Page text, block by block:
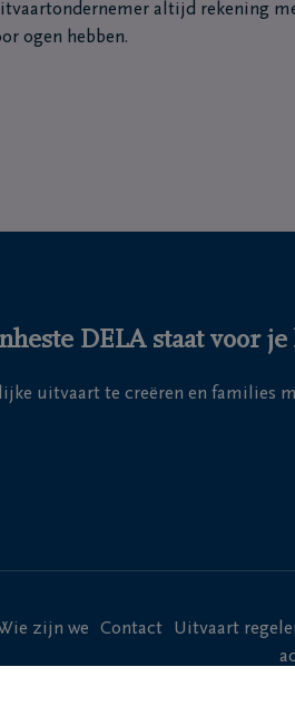
altijd rekening
ogen hebben.
DELA staat voor je
uitvaart te creëren en families
zijn we Contact Uitvaart